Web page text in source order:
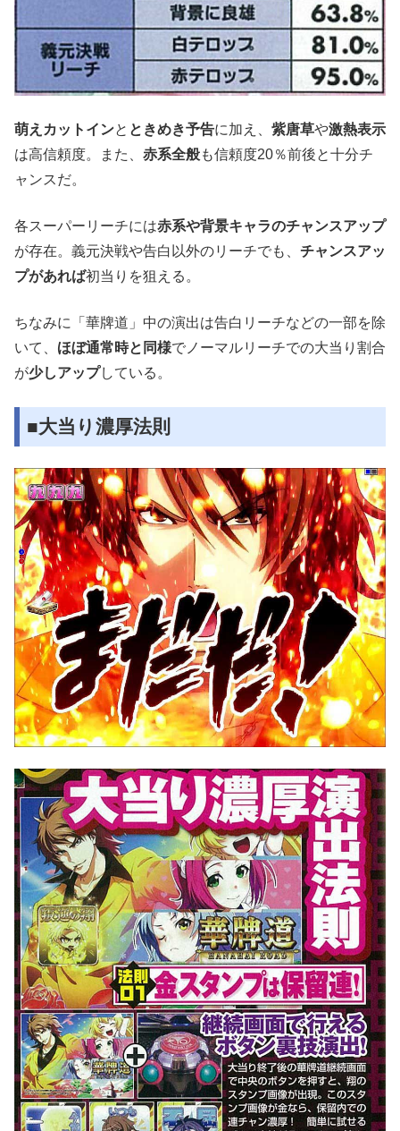
萌えカットインと ときめき予告に加え、 紫唐草や激熱表示
は高信頼度。また、 赤系全般も信頼度20％前後と十分チ
ャンスだ。
各スーパーリーチには赤系や背景キャラのチャンスアップ
が存在。義元決戦や告白以外のリーチでも、 チャンスアッ
プがあれば初当りを狙える。
ちなみに「華牌道」中の演出は告白リーチなどの一部を除
いて、 ほぼ通常時と同様でノーマルリーチでの大当り割合
が少しアップしている。
■大当り濃厚法則